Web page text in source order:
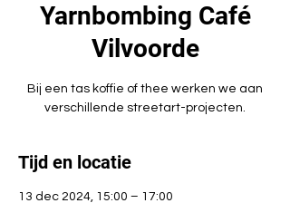
Yarnbombing Café
Vilvoorde
Bij een tas koffie of thee werken we aan
verschillende streetart-projecten.
Tijd en locatie
13 dec 2024, 15:00 – 17:00